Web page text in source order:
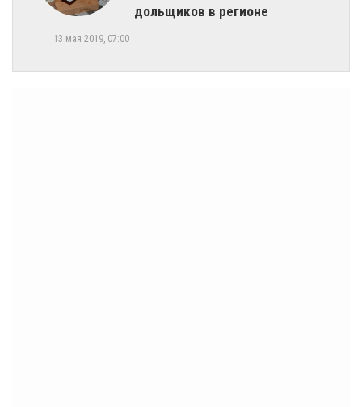
дольщиков в регионе
13 мая 2019, 07:00